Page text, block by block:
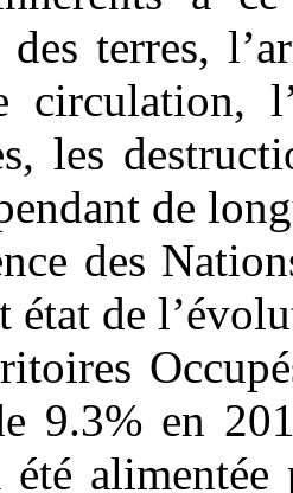
terres,
circulation,
les
de
des
état de
9.3% en
été